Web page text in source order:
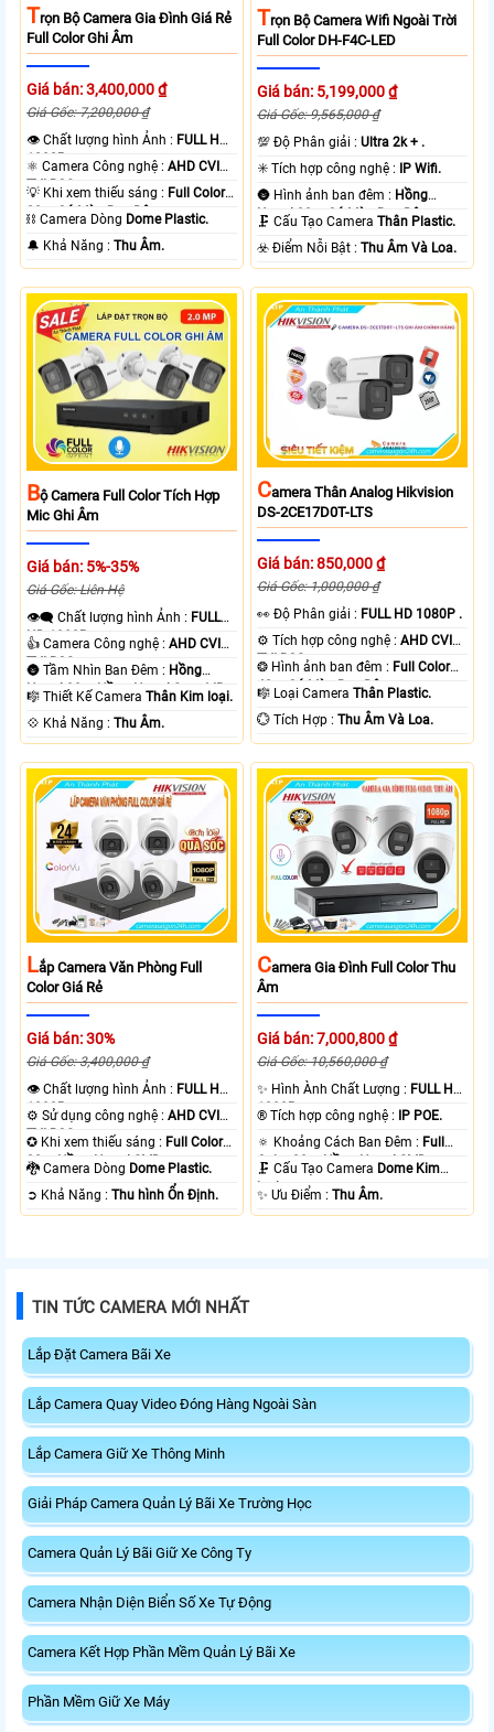
TRọn Bộ Camera Gia Đình Giá Rẻ
Full Color Ghi Âm
Giá bán: 3,400,000 ₫
Giá Gốc: 7,200,000 ₫
👁 Chất lượng hình Ảnh : FULL HD
1080P .
⚛️ Camera Công nghệ :AHD CVI
TVI BCS.
💡 Khi xem thiếu sáng : Full Color
20m Có Màu Ban Ðêm.
⛓ Camera Dòng Dome Plastic.
️🔔 Khả Năng :Thu Âm.
TRọn Bộ Camera Wifi Ngoài Trời
Full Color DH-F4C-LED
Giá bán: 5,199,000 ₫
Giá Gốc: 9,565,000 ₫
💯 Độ Phân giải :Ultra 2k + .
✳️ Tích hợp công nghệ :
IP Wifi.
🌚 Hình ảnh ban đêm : Hồng
Ngoại 30m Có Màu Ban Ðêm.
🗜️ Cấu Tạo CameraThân Plastic.
️☣️ Điểm Nỗi Bật :Thu Âm Và Loa.
BỘ Camera Full Color Tích Hợp
Mic Ghi Âm
Giá bán: 5%-35%
Giá Gốc: Liên Hệ
👁️‍🗨 Chất lượng hình Ảnh : FULL
HD 1080P .
👍 Camera Công nghệ :AHD CVI
TVI BCS.
🌚 Tầm Nhìn Ban Đêm : Hồng
Ngoại 30m Hồng Ngoại Smart IR.
🎼️ Thiết Kế CameraThân Kim loại.
️💠 Khả Năng :Thu Âm.
CAmera Thân Analog Hikvision
DS-2CE17D0T-LTS
Giá bán: 850,000 ₫
Giá Gốc: 1,000,000 ₫
️👀 Độ Phân giải : FULL HD 1080P .
⚙ Tích hợp công nghệ :AHD CVI
TVI BCS.
❂ Hình ảnh ban đêm : Full Color
40m Có Màu Ban Ðêm.
🎼️ Loại CameraThân Plastic.
️💮 Tích Hợp :Thu Âm Và Loa.
LẮp Camera Văn Phòng Full
Color Giá Rẻ
Giá bán: 30%
Giá Gốc: 3,400,000 ₫
👁 Chất lượng hình Ảnh : FULL HD
1080P .
⚙ Sử dụng công nghệ :AHD CVI
TVI BCS.
✪ Khi xem thiếu sáng : Full Color
20m Hồng Ngoại SMD.
🐉️ Camera Dòng Dome Plastic.
️➲ Khả Năng :Thu hình Ổn Định.
CAmera Gia Đình Full Color Thu
Âm
Giá bán: 7,000,800 ₫
Giá Gốc: 10,560,000 ₫
✨ Hình Ành Chất Lượng : FULL HD
1080P .
®️ Tích hợp công nghệ :
IP POE.
🔅 Khoảng Cách Ban Đêm : Full
Color 30m Hồng Ngoại SMD.
🗜️ Cấu Tạo Camera Dome Kim
loại.
️✨ Ưu Điểm :Thu Âm.
TIN TỨC CAMERA MỚI NHẤT
Lắp Đặt Camera Bãi Xe
Lắp Camera Quay Video Đóng Hàng Ngoài Sàn
Lắp Camera Giữ Xe Thông Minh
Giải Pháp Camera Quản Lý Bãi Xe Trường Học
Camera Quản Lý Bãi Giữ Xe Công Ty
Camera Nhận Diện Biển Số Xe Tự Động
Camera Kết Hợp Phần Mềm Quản Lý Bãi Xe
Phần Mềm Giữ Xe Máy